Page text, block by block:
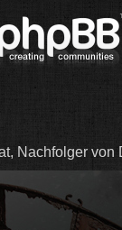
Nachfolger von